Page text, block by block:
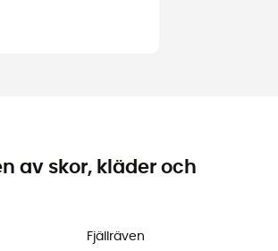
av skor, kläder och
Fjällräven